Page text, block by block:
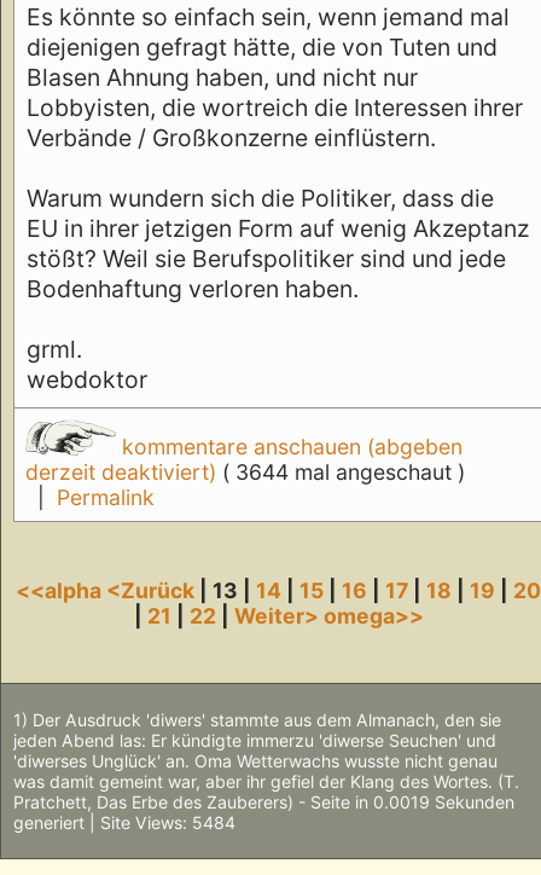
Es könnte so einfach sein, wenn jemand mal
diejenigen gefragt hätte, die von Tuten und
Blasen Ahnung haben, und nicht nur
Lobbyisten, die wortreich die Interessen ihrer
Verbände / Großkonzerne einflüstern.
Warum wundern sich die Politiker, dass die
EU in ihrer jetzigen Form auf wenig Akzeptanz
stößt? Weil sie Berufspolitiker sind und jede
Bodenhaftung verloren haben.
grml.
webdoktor
kommentare anschauen (abgeben
derzeit deaktiviert) ( 3644 mal angeschaut )
Permalink
<<alpha <Zurück | 13 | 14 15 16 17 18 19
20
21 22 Weiter> omega>>
1) Der Ausdruck 'diwers' stammte aus dem Almanach, den sie
jeden Abend las: Er kündigte immerzu 'diwerse Seuchen' und
'diwerses Unglück' an. Oma Wetterwachs wusste nicht genau
was damit gemeint war, aber ihr gefiel der Klang des Wortes. (T.
Pratchett, Das Erbe des Zauberers) - Seite in 0.0019 Sekunden
generiert | Site Views: 5484